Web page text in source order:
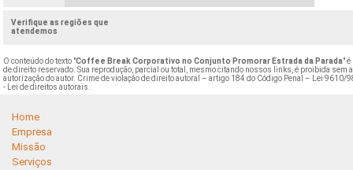
Verifique as regiões que
atendemos
O conteúdo do texto "Coffee Break Corporativo no Conjunto Promorar Estrada da Parada" é
de direito reservado. Sua reprodução, parcial ou total, mesmo citando nossos links, é proibida sem a
autorização do autor. Crime de violação de direito autoral – artigo 184 do Código Penal –
Lei 9610/
- Lei de direitos autorais
Home
Empresa
Missão
Serviços